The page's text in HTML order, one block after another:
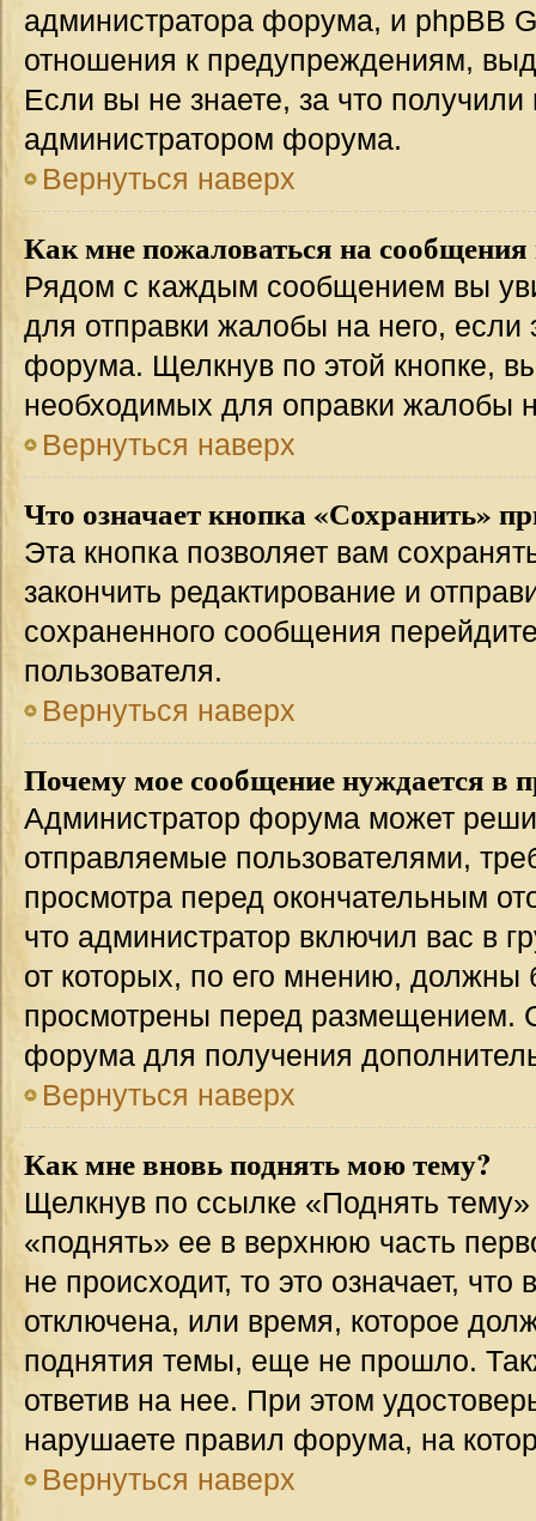
администратора форума, и phpBB
отношения к предупреждениям,
Если вы не знаете, за что
администратором форума.
Вернуться наверх
Как мне пожаловаться на сообщения
Рядом с каждым сообщением вы
для отправки жалобы на него,
форума. Щелкнув по этой кнопке,
необходимых для оправки жалобы
Вернуться наверх
Что означает кнопка «Сохранить»
Эта кнопка позволяет вам
закончить редактирование и
сохраненного сообщения
пользователя.
Вернуться наверх
Почему мое сообщение нуждается в
Администратор форума может
отправляемые пользователями,
просмотра перед окончательным
что администратор включил вас в
от которых, по его мнению, должны
просмотрены перед размещением.
форума для получения
Вернуться наверх
Как мне вновь поднять мою тему?
Щелкнув по ссылке «Поднять
«поднять» ее в верхнюю часть
не происходит, то это означает,
отключена, или время, которое
поднятия темы, еще не прошло.
ответив на нее. При этом
нарушаете правил форума, на
Вернуться наверх